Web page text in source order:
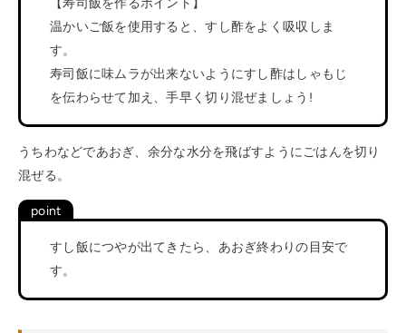
【寿司飯を作るポイント】
温かいご飯を使用すると、すし酢をよく吸収しま
す。
寿司飯に味ムラが出来ないようにすし酢はしゃもじ
を伝わらせて加え、手早く切り混ぜましょう!
うちわなどであおぎ、余分な水分を飛ばすようにごはんを切り
混ぜる。
すし飯につやが出てきたら、あおぎ終わりの目安で
す。